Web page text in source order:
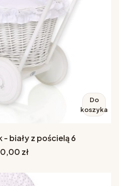
Do
koszyka
- biały z pościelą 6
zł